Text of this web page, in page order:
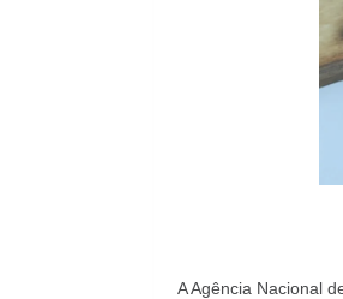
A Agência Nacional